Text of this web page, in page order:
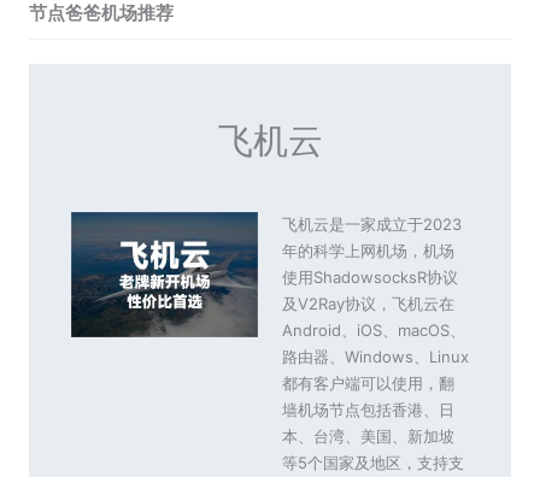
节点爸爸机场推荐
飞机云
飞机云是一家成立于2023
年的科学上网机场，机场
使用ShadowsocksR协议
及V2Ray协议，飞机云在
Android、iOS、macOS、
路由器、Windows、Linux
都有客户端可以使用，翻
墙机场节点包括香港、日
本、台湾、美国、新加坡
等5个国家及地区，支持支